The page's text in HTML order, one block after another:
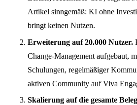
Artikel sinngemäß: KI ohne
bringt keinen Nutzen.
Erweiterung auf 20.000 Nutzer.
Change-Management aufgebaut,
Schulungen, regelmäßiger
aktiven Community auf Viva
Skalierung auf die gesamte